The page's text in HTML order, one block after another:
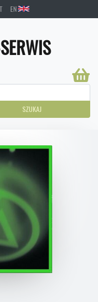
EN
SZUKAJ